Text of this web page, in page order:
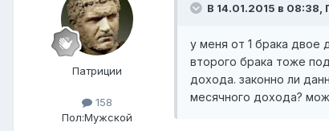
Патриции
158
Пол:Мужской
В 14.01.2015 в 08:38,
у меня от 1 брака двое
второго брака тоже
дохода. законно ли
месячного дохода?